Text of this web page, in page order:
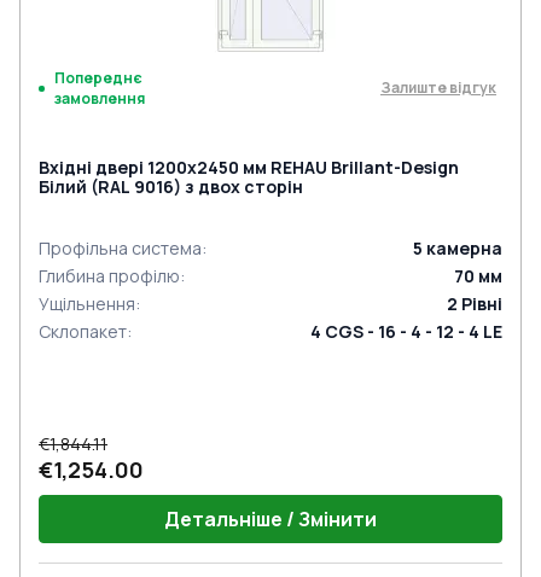
Попереднє
замовлення
Залиште відгук
Вхідні двері 1200x2450 мм REHAU Brillant-Design
Білий (RAL 9016) з двох сторін
Профільна система: 5 камерна
Глибина профілю: 70 мм
Ущільнення: 2 Рівні
Склопакет: 4 CGS - 16 - 4 - 12 - 4 LE
€1,844.11
€1,254.00
Детальніше / Змінити